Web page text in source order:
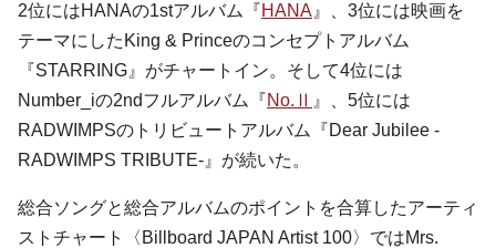
2位にはHANAの1stアルバム『HANA 』、3位には映画を
テーマにしたKing & Princeのコンセプトアルバム
『STARRING』がチャートイン。そして4位には
Number_iの2ndフルアルバム『No.Ⅱ 』、5位には
RADWIMPSのトリビュートアルバム『Dear Jubilee -
RADWIMPS TRIBUTE-』が続いた。
総合ソングと総合アルバムのポイントを合算したアーティ
ストチャート〈Billboard JAPAN Artist 100〉ではMrs.